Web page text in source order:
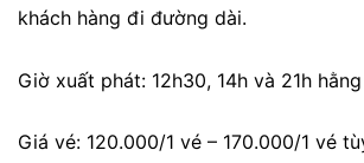
khách hàng đi đường dài.
Giờ xuất phát: 12h30, 14h và 21h
Giá vé: 120.000/1 vé – 170.000/1 vé